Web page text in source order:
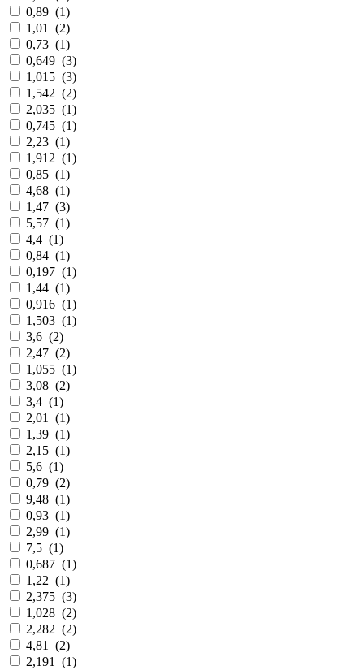
0,89 (1)
1,01
(2)
0,73 (1)
0,649 (3)
1,015 (3)
1,542 (2)
2,035 (1)
0,745 (1)
2,23 (1)
1,912 (1)
0,85 (1)
4,68 (1)
1,47 (3)
5,57 (1)
4,4 (1)
0,84 (1)
0,197 (1)
1,44 (1)
0,916 (1)
1,503 (1)
3,6 (2)
2,47 (2)
1,055 (1)
3,08 (2)
3,4 (1)
2,01
(1)
1,39 (1)
2,15 (1)
5,6 (1)
0,79 (2)
9,48 (1)
0,93 (1)
2,99 (1)
7,5 (1)
0,687 (1)
1,22 (1)
2,375 (3)
1,028 (2)
2,282 (2)
4,81
(2)
2,191
(1)